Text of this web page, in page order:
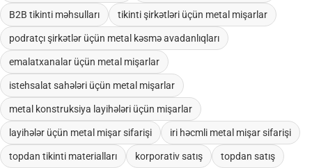
B2B tikinti məhsulları tikinti şirkətləri üçün metal mişarlar
podratçı şirkətlər üçün metal kəsmə avadanlıqları
emalatxanalar üçün metal mişarlar
istehsalat sahələri üçün metal mişarlar
metal konstruksiya layihələri üçün mişarlar
layihələr üçün metal mişar sifarişi iri həcmli metal mişar sifarişi
topdan tikinti materialları korporativ satış topdan satış